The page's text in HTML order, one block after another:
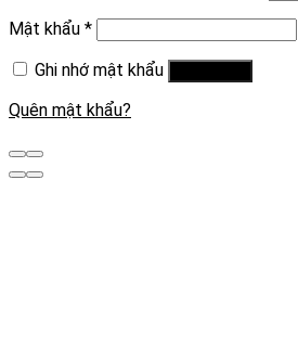
Mật khẩu *
Ghi nhớ mật khẩu
Quên mật khẩu?